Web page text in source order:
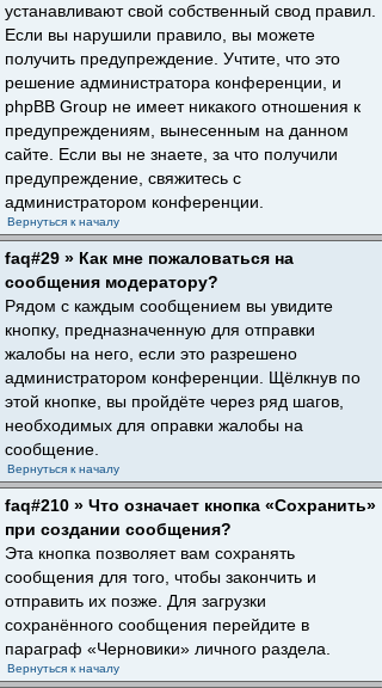
устанавливают свой собственный свод правил.
Если вы нарушили правило, вы можете
получить предупреждение. Учтите, что это
решение администратора конференции, и
phpBB Group не имеет никакого отношения к
предупреждениям, вынесенным на данном
сайте. Если вы не знаете, за что получили
предупреждение, свяжитесь с
администратором конференции.
Вернуться к началу
faq#29 » Как мне пожаловаться на
сообщения модератору?
Рядом с каждым сообщением вы увидите
кнопку, предназначенную для отправки
жалобы на него, если это разрешено
администратором конференции. Щёлкнув по
этой кнопке, вы пройдёте через ряд шагов,
необходимых для оправки жалобы на
сообщение.
Вернуться к началу
faq#210 » Что означает кнопка «Сохранить»
при создании сообщения?
Эта кнопка позволяет вам сохранять
сообщения для того, чтобы закончить и
отправить их позже. Для загрузки
сохранённого сообщения перейдите в
параграф «Черновики» личного раздела.
Вернуться к началу